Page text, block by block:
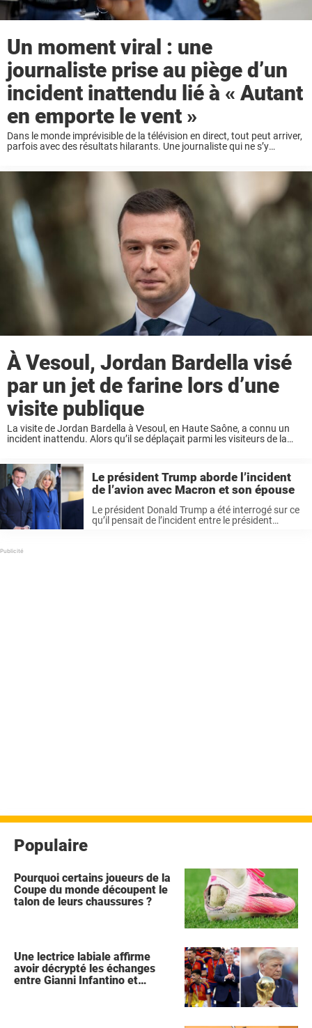
Un moment viral : une
journaliste prise au piège d’un
incident inattendu lié à « Autant
en emporte le vent »
Dans le monde imprévisible de la télévision en direct, tout peut arriver,
parfois avec des résultats hilarants. Une journaliste qui ne s’y
À Vesoul, Jordan Bardella visé
par un jet de farine lors d’une
visite publique
La visite de Jordan Bardella à Vesoul, en Haute Saône, a connu un
incident inattendu. Alors qu’il se déplaçait parmi les visiteurs de la
Le président Trump aborde l’incident
de l’avion avec Macron et son épouse
Le président Donald Trump a été interrogé sur ce
qu’il pensait de l’incident entre le président
Populaire
Pourquoi certains joueurs de la
Coupe du monde découpent le
talon de leurs chaussures ?
Une lectrice labiale affirme
avoir décrypté les échanges
entre Gianni Infantino et